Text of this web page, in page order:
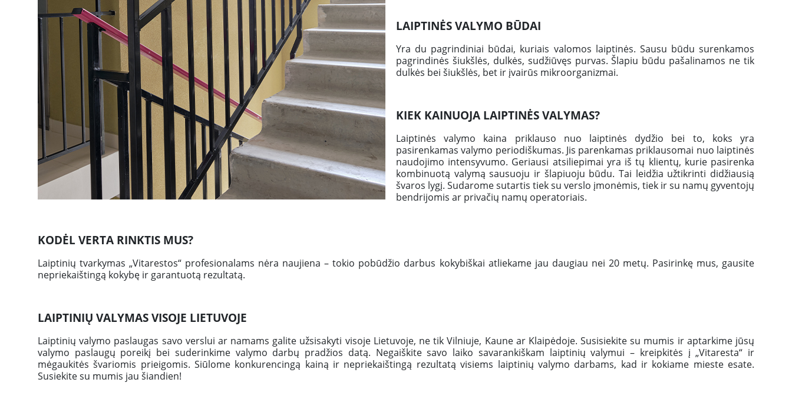
LAIPTINĖS VALYMO BŪDAI
Yra du pagrindiniai būdai, kuriais valomos laiptinės. Sausu būdu surenkamos
pagrindinės šiukšlės, dulkės, sudžiūvęs purvas. Šlapiu būdu pašalinamos ne tik
dulkės bei šiukšlės, bet ir įvairūs mikroorganizmai.
KIEK KAINUOJA LAIPTINĖS VALYMAS?
Laiptinės valymo kaina priklauso nuo laiptinės dydžio bei to, koks yra
pasirenkamas valymo periodiškumas. Jis parenkamas priklausomai nuo laiptinės
naudojimo intensyvumo. Geriausi atsiliepimai yra iš tų klientų, kurie pasirenka
kombinuotą valymą sausuoju ir šlapiuoju būdu. Tai leidžia užtikrinti didžiausią
švaros lygį. Sudarome sutartis tiek su verslo įmonėmis, tiek ir su namų gyventojų
bendrijomis ar privačių namų operatoriais.
KODĖL VERTA RINKTIS MUS?
Laiptinių tvarkymas „Vitarestos“ profesionalams nėra naujiena – tokio pobūdžio darbus kokybiškai atliekame jau daugiau nei 20 metų. Pasirinkę mus, gausite
nepriekaištingą kokybę ir garantuotą rezultatą.
LAIPTINIŲ VALYMAS VISOJE LIETUVOJE
Laiptinių valymo paslaugas savo verslui ar namams galite užsisakyti visoje Lietuvoje, ne tik Vilniuje, Kaune ar Klaipėdoje. Susisiekite su mumis ir aptarkime jūsų
valymo paslaugų poreikį bei suderinkime valymo darbų pradžios datą. Negaiškite savo laiko savarankiškam laiptinių valymui – kreipkitės į „Vitaresta“ ir
mėgaukitės švariomis prieigomis. Siūlome konkurencingą kainą ir nepriekaištingą rezultatą visiems laiptinių valymo darbams, kad ir kokiame mieste esate.
Susiekite su mumis jau šiandien!